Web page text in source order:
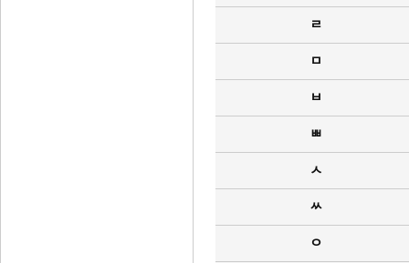
ㄹ
ㅁ
ㅂ
ㅃ
ㅅ
ㅆ
ㅇ